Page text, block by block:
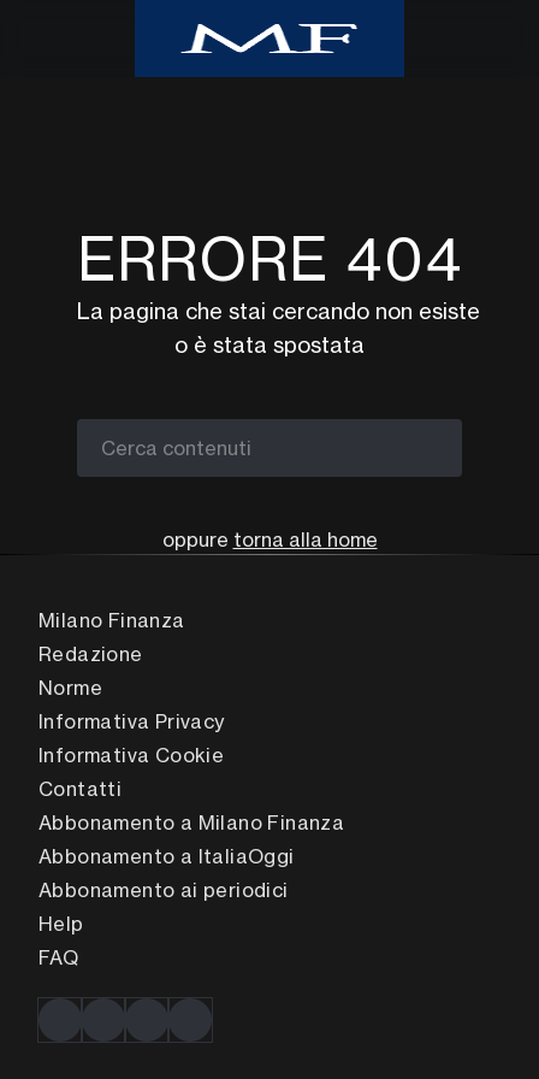
Milano Finanza
Eventi
UpTv
Video corsi
ERRORE 404
La pagina che stai cercando non esiste
o è stata spostata
Cerca contenuti
oppure torna alla home
Milano Finanza
Redazione
Norme
Informativa Privacy
Informativa Cookie
Contatti
Abbonamento a Milano Finanza
Abbonamento a ItaliaOggi
Abbonamento ai periodici
Help
FAQ